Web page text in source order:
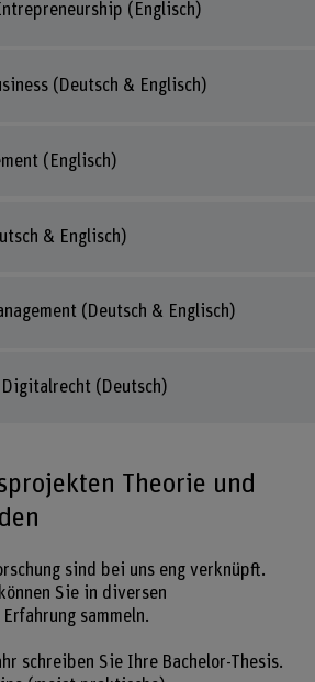
(Englisch)
(Deutsch & Englisch)
(Englisch)
& Englisch)
(Deutsch & Englisch)
(Deutsch)
Theorie und
sind bei uns eng verknüpft.
Sie in diversen
sammeln.
schreiben Sie Ihre Bachelor-Thesis.